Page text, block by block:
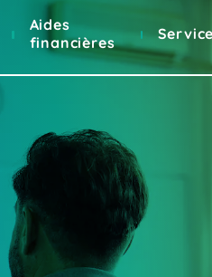
Aides
financières